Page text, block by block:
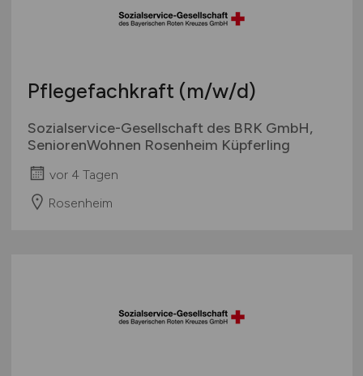
Studentenjobs / Werkstudenten
Mecklenburg-Vorpommern
Nordrhein-Westfalen
Rheinland-Pfalz
Sachsen
Pflegefachkraft (m/w/d)
Sozialservice-Gesellschaft des BRK GmbH,
SeniorenWohnen Rosenheim Küpferling
vor 4 Tagen
Rosenheim